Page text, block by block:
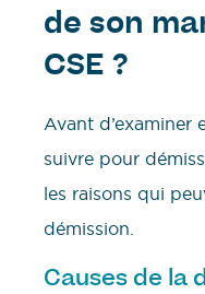
de son
CSE ?
Avant d’examiner
suivre pour
les raisons qui
démission.
Causes de la